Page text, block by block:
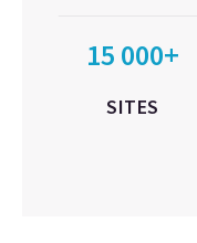
15 000+
SITES